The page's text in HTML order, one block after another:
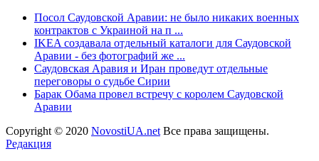
Посол Саудовской Аравии: не было никаких военных
контрактов с Украиной на п ...
IKEA создавала отдельный каталоги для Саудовской
Аравии - без фотографий же ...
Саудовская Аравия и Иран проведут отдельные
переговоры о судьбе Сирии
Барак Обама провел встречу с королем Саудовской
Аравии
Copyright © 2020 NovostiUA.net Все права защищены.
Редакция